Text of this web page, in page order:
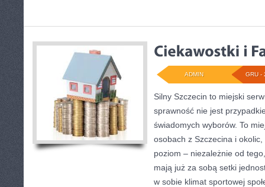
GRU -
ADMIN
Silny Szczecin to miejski
sprawność nie jest
świadomych wyborów. To
osobach z Szczecina i
poziom – niezależnie od
mają już za sobą setki
w sobie klimat sportowej